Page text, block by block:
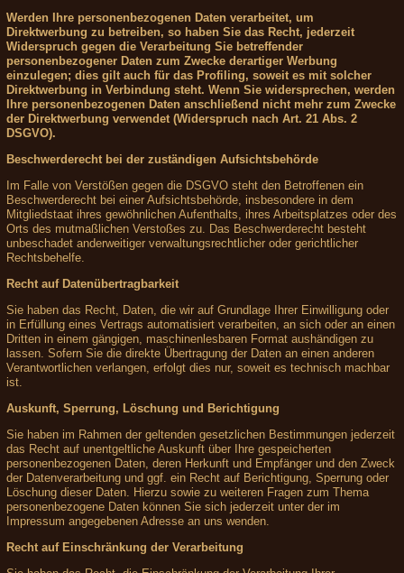
Werden Ihre personenbezogenen Daten verarbeitet, um
Direktwerbung zu betreiben, so haben Sie das Recht, jederzeit
Widerspruch gegen die Verarbeitung Sie betreffender
personenbezogener Daten zum Zwecke derartiger Werbung
einzulegen; dies gilt auch für das Profiling, soweit es mit solcher
Direktwerbung in Verbindung steht. Wenn Sie widersprechen, werden
Ihre personenbezogenen Daten anschließend nicht mehr zum Zwecke
der Direktwerbung verwendet (Widerspruch nach Art. 21 Abs. 2
DSGVO).
Beschwerderecht bei der zuständigen Aufsichtsbehörde
Im Falle von Verstößen gegen die DSGVO steht den Betroffenen ein
Beschwerderecht bei einer Aufsichtsbehörde, insbesondere in dem
Mitgliedstaat ihres gewöhnlichen Aufenthalts, ihres Arbeitsplatzes oder des
Orts des mutmaßlichen Verstoßes zu. Das Beschwerderecht besteht
unbeschadet anderweitiger verwaltungsrechtlicher oder gerichtlicher
Rechtsbehelfe.
Recht auf Datenübertragbarkeit
Sie haben das Recht, Daten, die wir auf Grundlage Ihrer Einwilligung oder
in Erfüllung eines Vertrags automatisiert verarbeiten, an sich oder an einen
Dritten in einem gängigen, maschinenlesbaren Format aushändigen zu
lassen. Sofern Sie die direkte Übertragung der Daten an einen anderen
Verantwortlichen verlangen, erfolgt dies nur, soweit es technisch machbar
ist.
Auskunft, Sperrung, Löschung und Berichtigung
Sie haben im Rahmen der geltenden gesetzlichen Bestimmungen jederzeit
das Recht auf unentgeltliche Auskunft über Ihre gespeicherten
personenbezogenen Daten, deren Herkunft und Empfänger und den Zweck
der Datenverarbeitung und ggf. ein Recht auf Berichtigung, Sperrung oder
Löschung dieser Daten. Hierzu sowie zu weiteren Fragen zum Thema
personenbezogene Daten können Sie sich jederzeit unter der im
Impressum angegebenen Adresse an uns wenden.
Recht auf Einschränkung der Verarbeitung